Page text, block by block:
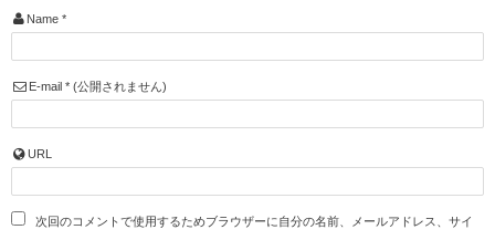
Name *
E-mail *(公開されません)
URL
次回のコメントで使用するためブラウザーに自分の名前、メールアドレス、サイ